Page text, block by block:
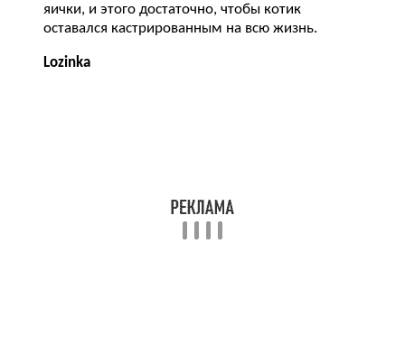
яички, и этого достаточно, чтобы котик
оставался кастрированным на всю жизнь.
Lozinka